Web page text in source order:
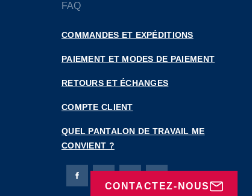
CONTACTEZ-NOUS
FAQ
COMMANDES ET EXPÉDITIONS
PAIEMENT ET MODES DE PAIEMENT
RETOURS ET ÉCHANGES
COMPTE CLIENT
QUEL PANTALON DE TRAVAIL ME
CONVIENT ?
Page Facebook de Bierbaum-Proenen
Page X de Bierbaum-Proenen
Page LinkedIn de
Page Instagram de